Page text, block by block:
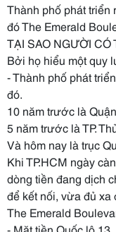
Thành phố phát triển
đó The Emerald
TẠI SAO NGƯỜI CÓ
Bởi họ hiểu một quy
- Thành phố phát
đó.
10 năm trước là
5 năm trước là TP.
Và hôm nay là trục
Khi TP.HCM ngày
dòng tiền đang dịch
để kết nối, vừa đủ
The Emerald